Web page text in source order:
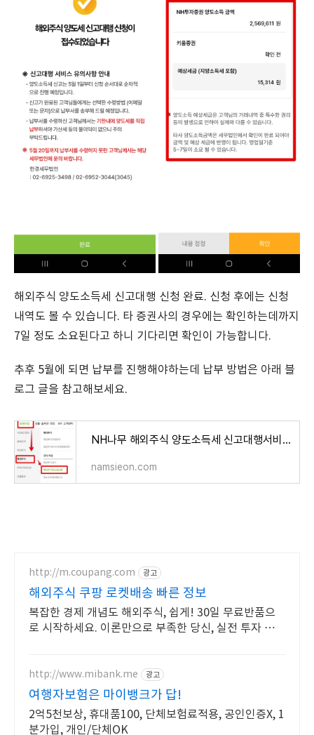
해외주식 양도소득세 신고대행 신청 완료. 신청 후에는 신청
내역도 볼 수 있습니다. 타 증권사의 경우에는 확인하는데까지
7일 정도 소요된다고 하니 기다리면 확인이 가능합니다.
추후 5월에 되면 납부를 진행해야하는데 납부 방법은 아래 블
로그 글을 참고해보세요.
NH나무 해외주식 양도소득세 신고대행서비스로 국세 지방세 납부하기
namsieon.com
http://m.coupang.com 광고
해외주식 쿠팡 로켓배송 빠른 정보
복잡한 경제 개념도 해외주식, 쉽게! 30일 무료반품으
로 시작하세요. 이론만으로 부족한 당신, 실전 투자 전략
http://www.mibank.me 광고
여행자보험은 마이뱅크가 답!
2억5천보상, 휴대품100, 단체보험료적용, 공인인증X, 1
분가입, 개인/단체OK